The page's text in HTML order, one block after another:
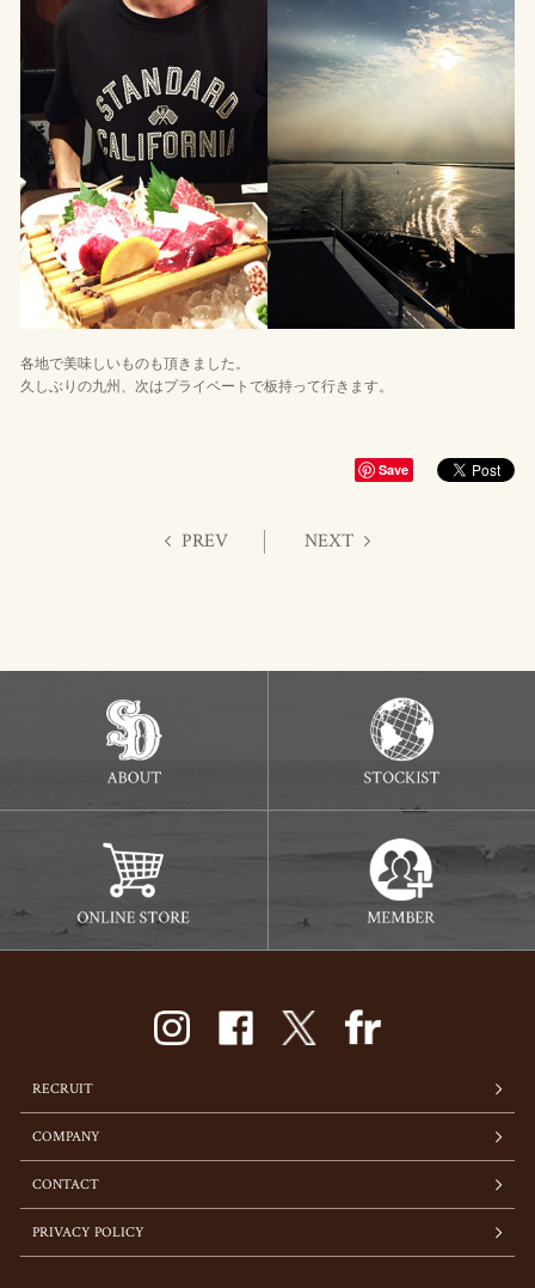
各地で美味しいものも頂きました。
久しぶりの九州、次はプライベートで板持って行きます。
Save
PREV NEXT
RECRUIT
COMPANY
CONTACT
PRIVACY POLICY